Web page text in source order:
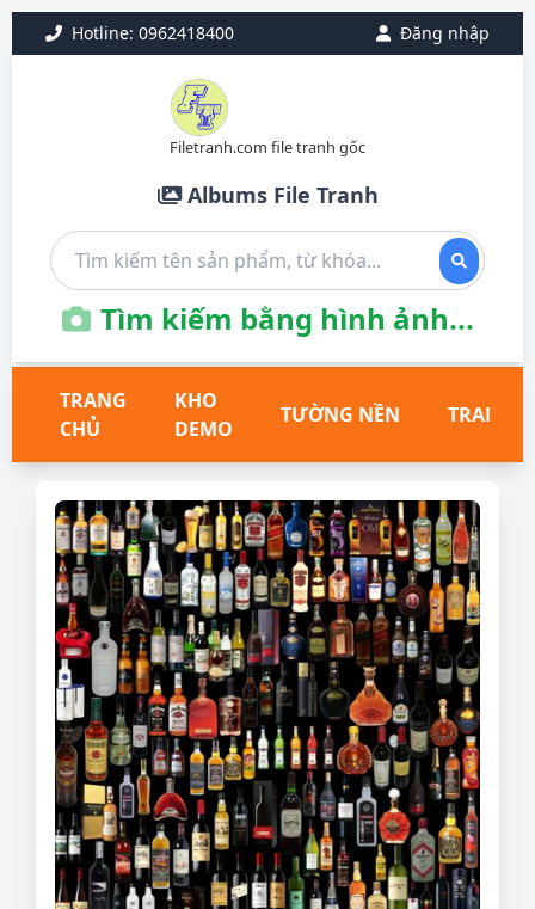
Hotline: 0962418400 Đăng nhập
Filetranh.com file tranh gốc
Albums File Tranh
Tìm kiếm bằng hình ảnh...
TRANG
CHỦ
KHO
DEMO
TƯỜNG NỀN TRANH